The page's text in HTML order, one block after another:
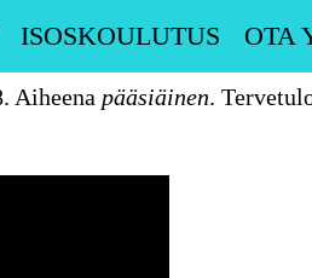
ISOSKOULUTUS OTA
Aiheena pääsiäinen.